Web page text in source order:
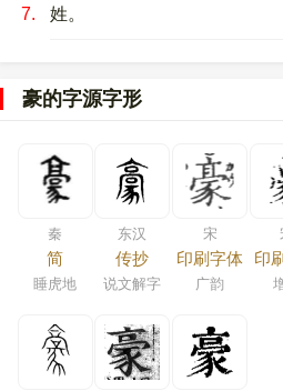
7. 姓。
豪的字源字形
秦
简
睡虎地
东汉
传抄
说文解字
宋
印刷字体
广韵
印